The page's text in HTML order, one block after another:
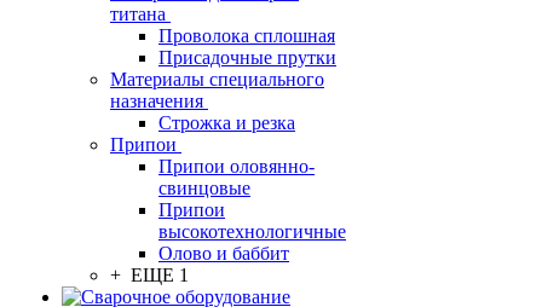
титана
Проволока сплошная
Присадочные прутки
Материалы специального
назначения
Строжка и резка
Припои
Припои оловянно-
свинцовые
Припои
высокотехнологичные
Олово и баббит
+ ЕЩЕ 1